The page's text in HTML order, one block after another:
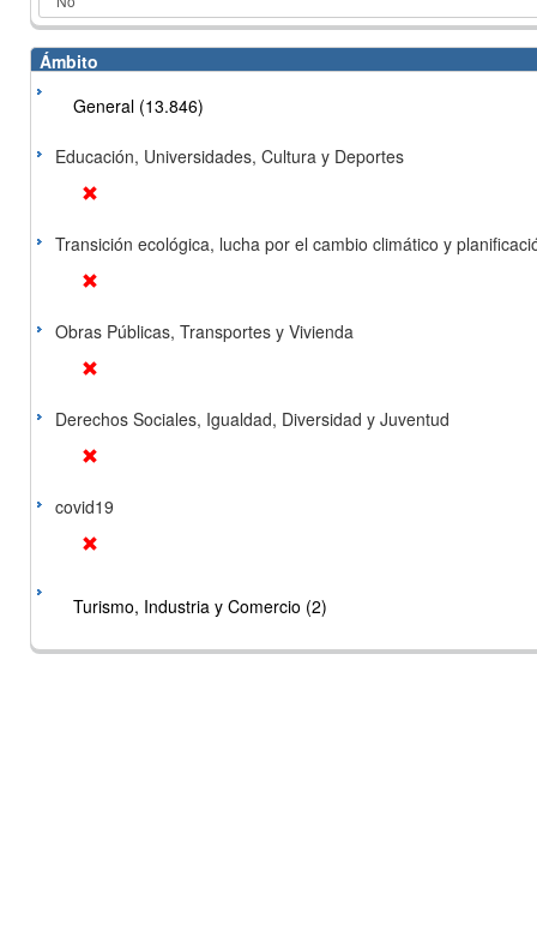
Ámbito
General (13.846)
Educación, Universidades, Cultura y Deportes
Transición ecológica, lucha por el cambio climático y
Obras Públicas, Transportes y Vivienda
Derechos Sociales, Igualdad, Diversidad y Juventud
covid19
Turismo, Industria y Comercio (2)